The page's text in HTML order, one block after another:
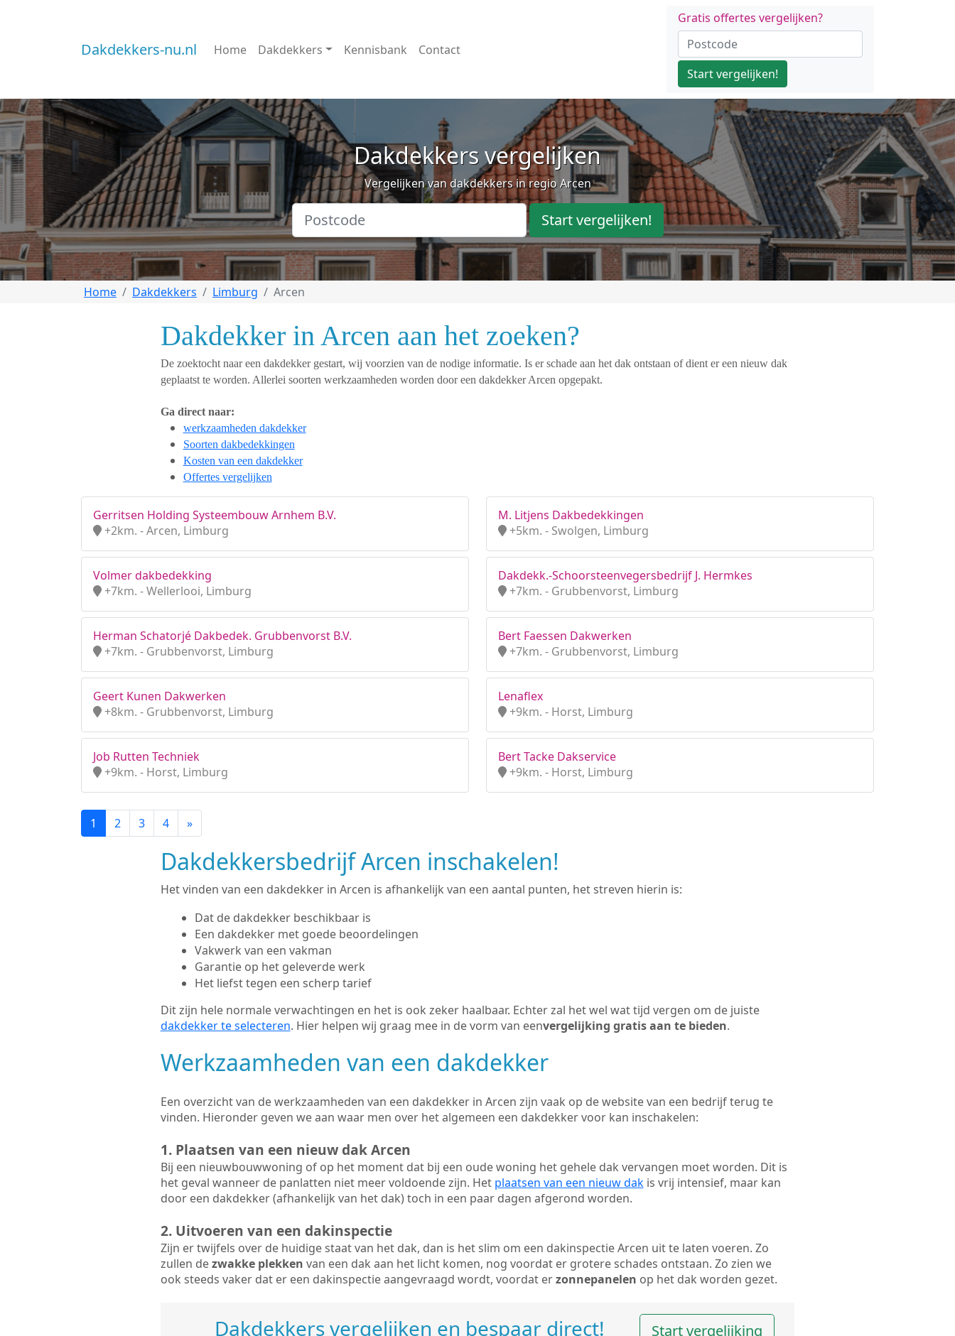
Dakdekkers-nu.nl Home Dakdekkers Kennisbank Contact
Gratis offertes vergelijken?
Start vergelijken!
Dakdekkers vergelijken
Vergelijken van dakdekkers in regio Arcen
Start vergelijken!
Home Dakdekkers Limburg Arcen
Dakdekker in Arcen aan het zoeken?
De zoektocht naar een dakdekker gestart, wij voorzien van de nodige informatie. Is er schade aan het dak ontstaan of dient er een nieuw dak
geplaatst te worden. Allerlei soorten werkzaamheden worden door een dakdekker Arcen opgepakt.
Ga direct naar:
werkzaamheden dakdekker
Soorten dakbedekkingen
Kosten van een dakdekker
Offertes vergelijken
Gerritsen Holding Systeembouw Arnhem B.V.
+2km. - Arcen, Limburg
M. Litjens Dakbedekkingen
+5km. - Swolgen, Limburg
Volmer dakbedekking
+7km. - Wellerlooi, Limburg
Dakdekk.-Schoorsteenvegersbedrijf J. Hermkes
+7km. - Grubbenvorst, Limburg
Herman Schatorjé Dakbedek. Grubbenvorst B.V.
+7km. - Grubbenvorst, Limburg
Bert Faessen Dakwerken
+7km. - Grubbenvorst, Limburg
Geert Kunen Dakwerken
+8km. - Grubbenvorst, Limburg
Lenaflex
+9km. - Horst, Limburg
Job Rutten Techniek
+9km. - Horst, Limburg
Bert Tacke Dakservice
+9km. - Horst, Limburg
1 2 3 4 »
Dakdekkersbedrijf Arcen inschakelen!
Het vinden van een dakdekker in Arcen is afhankelijk van een aantal punten, het streven hierin is:
Dat de dakdekker beschikbaar is
Een dakdekker met goede beoordelingen
Vakwerk van een vakman
Garantie op het geleverde werk
Het liefst tegen een scherp tarief
Dit zijn hele normale verwachtingen en het is ook zeker haalbaar. Echter zal het wel wat tijd vergen om de juiste
dakdekker te selecteren. Hier helpen wij graag mee in de vorm van eenvergelijking gratis aan te bieden.
Werkzaamheden van een dakdekker
Een overzicht van de werkzaamheden van een dakdekker in Arcen zijn vaak op de website van een bedrijf terug te
vinden. Hieronder geven we aan waar men over het algemeen een dakdekker voor kan inschakelen:
1. Plaatsen van een nieuw dak Arcen
Bij een nieuwbouwwoning of op het moment dat bij een oude woning het gehele dak vervangen moet worden. Dit is
het geval wanneer de panlatten niet meer voldoende zijn. Het plaatsen van een nieuw dakis vrij intensief, maar kan
door een dakdekker (afhankelijk van het dak) toch in een paar dagen afgerond worden.
2. Uitvoeren van een dakinspectie
Zijn er twijfels over de huidige staat van het dak, dan is het slim om een dakinspectie Arcen uit te laten voeren. Zo
zullen dezwakke plekken van een dak aan het licht komen, nog voordat er grotere schades ontstaan. Zo zien we
ook steeds vaker dat er een dakinspectie aangevraagd wordt, voordat erzonnepanelen op het dak worden gezet.
Dakdekkers vergelijken en bespaar direct! Start vergelijking